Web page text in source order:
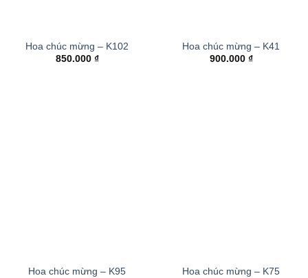
Hoa chúc mừng – K102
850.000 ₫
Hoa chúc mừng – K41
900.000 ₫
Hoa chúc mừng – K95
Hoa chúc mừng – K75